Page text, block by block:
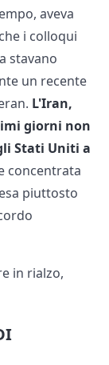
aveva
i colloqui
stavano
un recente
L'Iran,
giorni non
Stati Uniti a
concentrata
piuttosto
in rialzo,